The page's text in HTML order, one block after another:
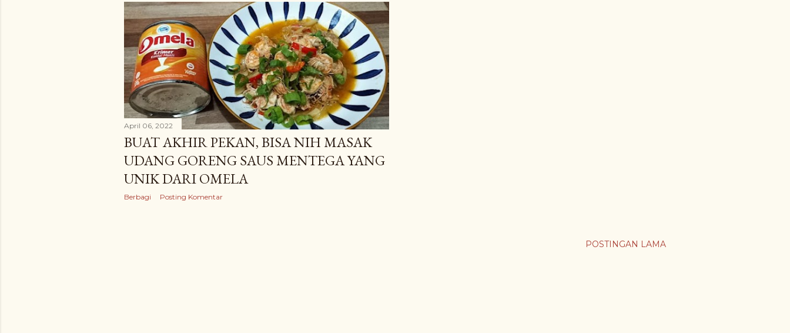
s
t
i
n
g
a
n
April 06, 2022
BUAT AKHIR PEKAN, BISA NIH MASAK
UDANG GORENG SAUS MENTEGA YANG
UNIK DARI OMELA
Berbagi Posting Komentar
POSTINGAN LAMA